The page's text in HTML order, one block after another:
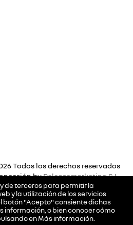
de terceros para permitir la
y la utilización de los servicios
botón "Acepto" consiente dichas
información, o bien conocer cómo
enMás información
Todos los derechos reservados
byReleasemarketing S.L.